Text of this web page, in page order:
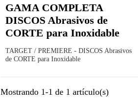
GAMA COMPLETA
DISCOS Abrasivos de
CORTE para Inoxidable
TARGET / PREMIERE - DISCOS Abrasivos
de CORTE para Inoxidable
Mostrando 1-1 de 1 artículo(s)